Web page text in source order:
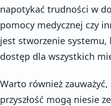
napotykać trudności w
pomocy medycznej czy
jest stworzenie
dostęp dla wszystkich
Warto również
przyszłość mogą niesie